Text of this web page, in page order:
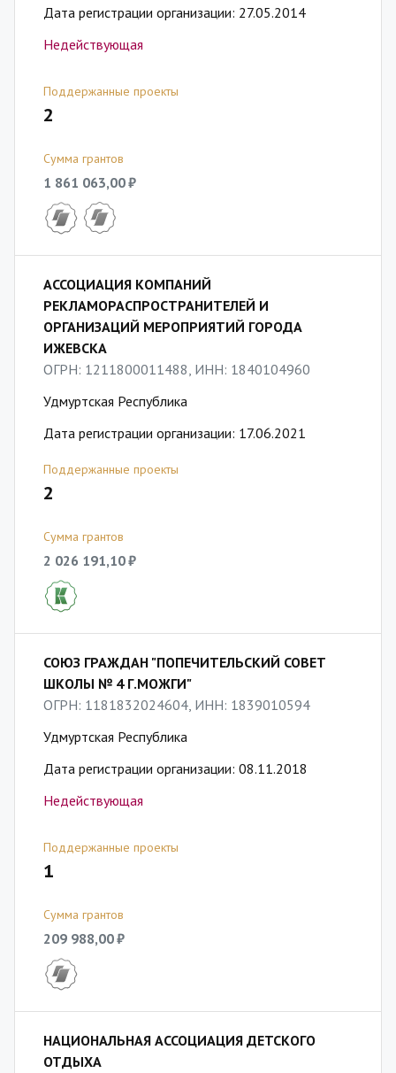
Дата регистрации организации: 27.05.2014
Недействующая
Поддержанные проекты
2
Сумма грантов
1 861 063,00 ₽
АССОЦИАЦИЯ КОМПАНИЙ
РЕКЛАМОРАСПРОСТРАНИТЕЛЕЙ И
ОРГАНИЗАЦИЙ МЕРОПРИЯТИЙ ГОРОДА
ИЖЕВСКА
ОГРН: 1211800011488, ИНН: 1840104960
Удмуртская Республика
Дата регистрации организации: 17.06.2021
Поддержанные проекты
2
Сумма грантов
2 026 191,10 ₽
СОЮЗ ГРАЖДАН "ПОПЕЧИТЕЛЬСКИЙ СОВЕТ
ШКОЛЫ № 4 Г.МОЖГИ"
ОГРН: 1181832024604, ИНН: 1839010594
Удмуртская Республика
Дата регистрации организации: 08.11.2018
Недействующая
Поддержанные проекты
1
Сумма грантов
209 988,00 ₽
НАЦИОНАЛЬНАЯ АССОЦИАЦИЯ ДЕТСКОГО
ОТДЫХА